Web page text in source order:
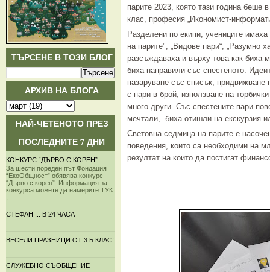
ТЪРСЕНЕ В ТОЗИ БЛОГ
АРХИВ НА БЛОГА
НАЙ-ЧЕТЕНОТО ПРЕЗ
ПОСЛЕДНИТЕ 7 ДНИ
КОНКУРС “ДЪРВО С КОРЕН”
За шести пореден път Фондация
“ЕкоОбщност” обявява конкурс
“Дърво с корен”. Информация за
конкурса можете да намерите ТУК
СТЕФАН ... В 24 ЧАСА
ВЕСЕЛИ ПРАЗНИЦИ ОТ 3.Б КЛАС!
СЛУЖЕБНО СЪОБЩЕНИЕ
парите 2023, която тази година беше
клас, професия „Икономист-
Разделени по екипи, учениците
на парите", „Видове пари“, „Разумно
разсъждаваха и върху това как биха
биха направили със спестеното.
пазаруване със списък,
с пари в брой, използване на
много други. Със спестените пари
мечтали, биха отишли на екскурзия
Световна седмица на парите е
поведения, които са необходими на
резултат на които да постигат